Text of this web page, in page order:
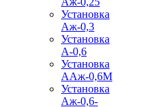
Установка
Аж-0,3
Установка
А-0,6
Установка
ААж-0,6М
Установка
Аж-0,6-